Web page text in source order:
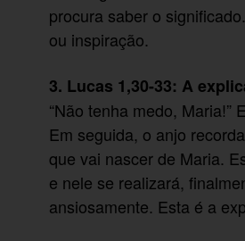
procura saber o
ou inspiração.
3. Lucas 1,30-33: A
“Não tenha medo,
Em seguida, o anjo
que vai nascer de Maria.
e nele se realizará,
ansiosamente. Esta é a